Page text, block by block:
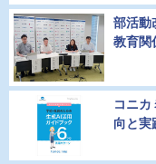
部活動
教育関
コニ
向と実